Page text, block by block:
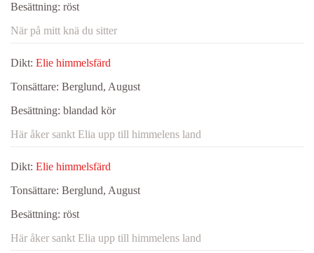
Besättning: röst
När på mitt knä du sitter
Dikt: Elie himmelsfärd
Tonsättare: Berglund, August
Besättning: blandad kör
Här åker sankt Elia upp till himmelens land
Dikt: Elie himmelsfärd
Tonsättare: Berglund, August
Besättning: röst
Här åker sankt Elia upp till himmelens land